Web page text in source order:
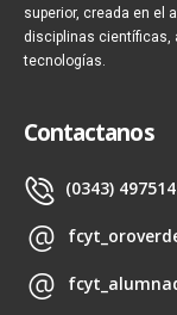
superior, creada en el
disciplinas científicas,
tecnologías.
Contactanos
(0343)